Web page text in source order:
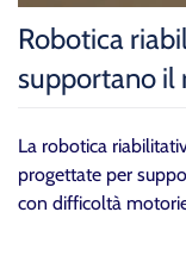
Robotica
supportano il
La robotica
progettate per
con difficoltà